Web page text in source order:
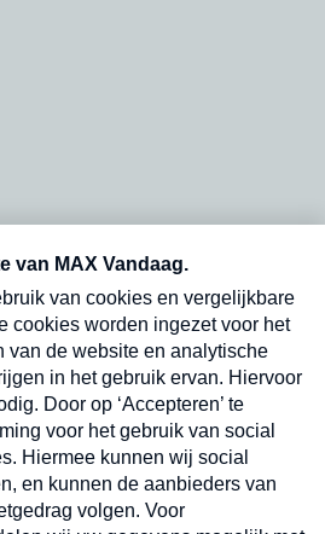
en dinsdagochtend in
Verzend